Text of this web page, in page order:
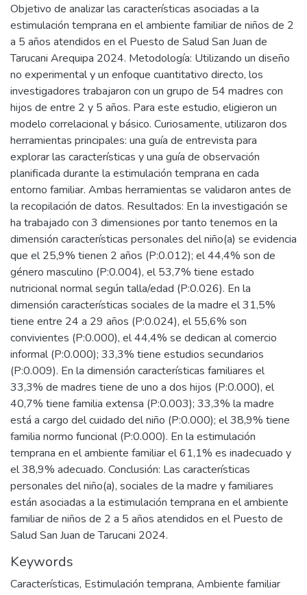
Objetivo de analizar las características asociadas a la
estimulación temprana en el ambiente familiar de niños de 2
a 5 años atendidos en el Puesto de Salud San Juan de
Tarucani Arequipa 2024. Metodología: Utilizando un diseño
no experimental y un enfoque cuantitativo directo, los
investigadores trabajaron con un grupo de 54 madres con
hijos de entre 2 y 5 años. Para este estudio, eligieron un
modelo correlacional y básico. Curiosamente, utilizaron dos
herramientas principales: una guía de entrevista para
explorar las características y una guía de observación
planificada durante la estimulación temprana en cada
entorno familiar. Ambas herramientas se validaron antes de
la recopilación de datos. Resultados: En la investigación se
ha trabajado con 3 dimensiones por tanto tenemos en la
dimensión características personales del niño(a) se evidencia
que el 25,9% tienen 2 años (P:0.012); el 44,4% son de
género masculino (P:0.004), el 53,7% tiene estado
nutricional normal según talla/edad (P:0.026). En la
dimensión características sociales de la madre el 31,5%
tiene entre 24 a 29 años (P:0.024), el 55,6% son
convivientes (P:0.000), el 44,4% se dedican al comercio
informal (P:0.000); 33,3% tiene estudios secundarios
(P:0.009). En la dimensión características familiares el
33,3% de madres tiene de uno a dos hijos (P:0.000), el
40,7% tiene familia extensa (P:0.003); 33,3% la madre
está a cargo del cuidado del niño (P:0.000); el 38,9% tiene
familia normo funcional (P:0.000). En la estimulación
temprana en el ambiente familiar el 61,1% es inadecuado y
el 38,9% adecuado. Conclusión: Las características
personales del niño(a), sociales de la madre y familiares
están asociadas a la estimulación temprana en el ambiente
familiar de niños de 2 a 5 años atendidos en el Puesto de
Salud San Juan de Tarucani 2024.
Keywords
Características, Estimulación temprana, Ambiente familiar